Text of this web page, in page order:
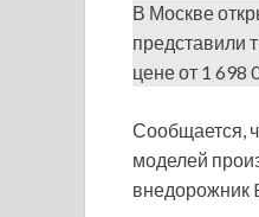
В Москве
представили
цене от 1 698
Сообщается,
моделей
внедорожник